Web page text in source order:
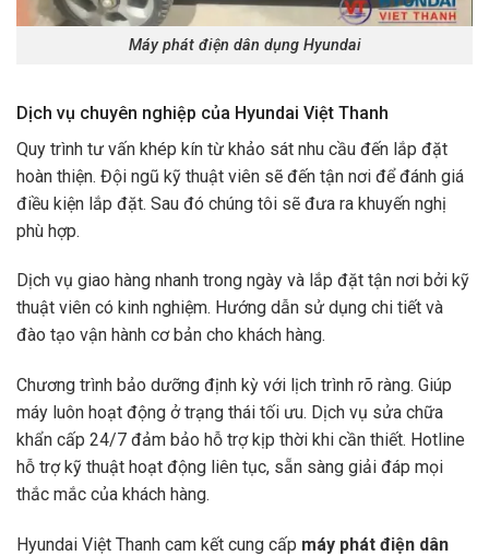
Máy phát điện dân dụng Hyundai
Dịch vụ chuyên nghiệp của Hyundai Việt Thanh
Quy trình tư vấn khép kín từ khảo sát nhu cầu đến lắp đặt
hoàn thiện. Đội ngũ kỹ thuật viên sẽ đến tận nơi để đánh giá
điều kiện lắp đặt. Sau đó chúng tôi sẽ đưa ra khuyến nghị
phù hợp.
Dịch vụ giao hàng nhanh trong ngày và lắp đặt tận nơi bởi kỹ
thuật viên có kinh nghiệm. Hướng dẫn sử dụng chi tiết và
đào tạo vận hành cơ bản cho khách hàng.
Chương trình bảo dưỡng định kỳ với lịch trình rõ ràng. Giúp
máy luôn hoạt động ở trạng thái tối ưu. Dịch vụ sửa chữa
khẩn cấp 24/7 đảm bảo hỗ trợ kịp thời khi cần thiết. Hotline
hỗ trợ kỹ thuật hoạt động liên tục, sẵn sàng giải đáp mọi
thắc mắc của khách hàng.
Hyundai Việt Thanh cam kết cung cấp máy phát điện dân